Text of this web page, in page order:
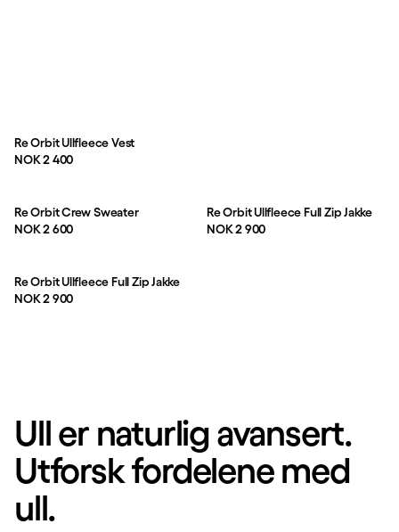
Re Orbit Ullfleece Vest
Pris:
NOK 2 400
Re Orbit Crew Sweater
Pris:
NOK 2 600
Re Orbit Ullfleece Full Zip Jakke
Pris:
NOK 2 900
Re Orbit Ullfleece Full Zip Jakke
Pris:
NOK 2 900
Ull er naturlig avansert.
Utforsk fordelene med
ull.